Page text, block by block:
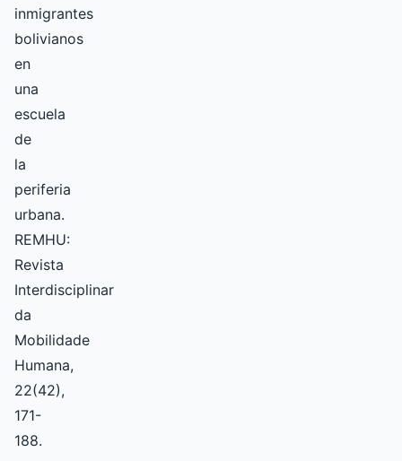
inmigrantes
bolivianos
en
una
escuela
de
la
periferia
urbana.
REMHU:
Revista
Interdisciplinar
da
Mobilidade
Humana,
22(42),
171-
188.